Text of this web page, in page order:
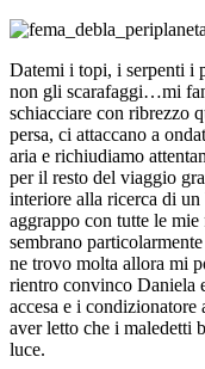
Datemi i topi, i serpenti i
non gli scarafaggi…mi
schiacciare con ribrezzo
persa, ci attaccano a
aria e richiudiamo
per il resto del viaggio
interiore alla ricerca di
aggrappo con tutte le
sembrano
ne trovo molta allora mi
rientro convinco Daniela
accesa e i condizionatore
aver letto che i maledetti
luce.